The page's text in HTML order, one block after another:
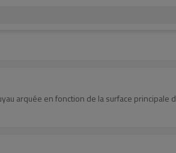
arquée en fonction de la surface principale d